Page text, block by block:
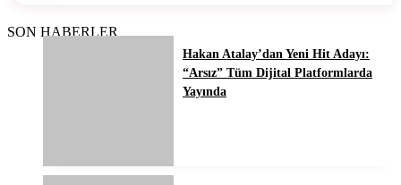
SON HABERLER
Hakan Atalay’dan Yeni Hit Adayı:
“Arsız” Tüm Dijital Platformlarda
Yayında